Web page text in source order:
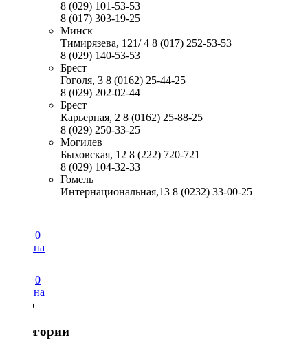
8 (029) 101-53-53
8 (017) 303-19-25
Минск
Тимирязева, 121/ 4 8 (017) 252-53-53
8 (029) 140-53-53
Брест
Гоголя, 3 8 (0162) 25-44-25
8 (029) 202-02-44
Брест
Карьерная, 2 8 (0162) 25-88-25
8 (029) 250-33-25
Могилев
Быховская, 12 8 (222) 720-721
8 (029) 104-32-33
Гомель
Интернациональная,13 8 (0232) 33-00-25
0
Корзина
0
Корзина
Меню
Категории